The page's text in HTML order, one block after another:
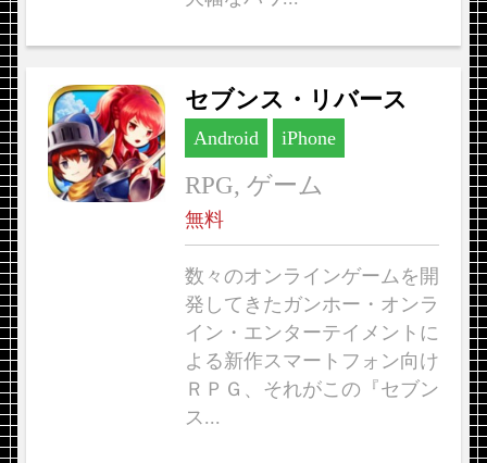
セブンス・リバース
Android iPhone
RPG, ゲーム
無料
数々のオンラインゲームを開
発してきたガンホー・オンラ
イン・エンターテイメントに
よる新作スマートフォン向け
ＲＰＧ、それがこの『セブン
ス...